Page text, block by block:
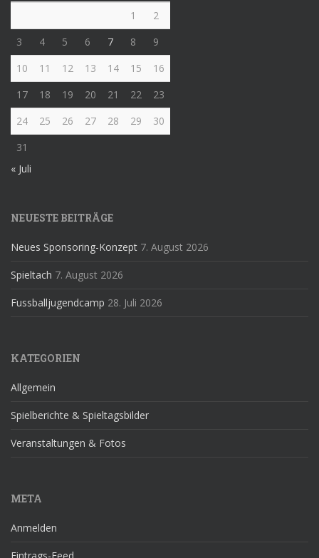
1
2
3
4 5 6 7 8
9
10
11 12 13 14 15
16
17
18 19 20 21 22
23
24
25 26 27 28 29
30
31
« Juli
NEUESTE BEITRÄGE
Neues Sponsoring-Konzept 7. August 2026
Spieltach 7. August 2026
Fussballjugendcamp 28. Juli 2026
KATEGORIEN
Allgemein
Spielberichte & Spieltagsbilder
Veranstaltungen & Fotos
META
Anmelden